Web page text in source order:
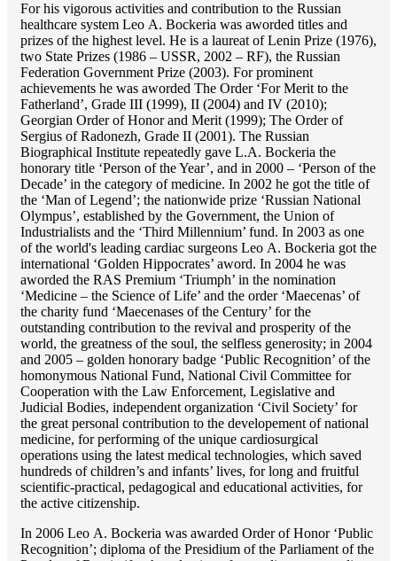
For his vigorous activities and contribution to the Russian
healthcare system Lео A. Bockeria was aworded titles and
prizes of the highest level. He is a laureat of Lenin Prize (1976),
two State Prizes (1986 – USSR, 2002 – RF), the Russian
Federation Government Prize (2003). For prominent
achievements he was aworded The Order ‘For Merit to the
Fatherland’, Grade III (1999), II (2004) and IV (2010);
Georgian Order of Honor and Merit (1999); The Order of
Sergius of Radonezh, Grade II (2001). The Russian
Biographical Institute repeatedly gave L.A. Bockeria the
honorary title ‘Person of the Year’, and in 2000 – ‘Person of the
Decade’ in the category of medicine. In 2002 he got the title of
the ‘Man of Legend’; the nationwide prize ‘Russian National
Olympus’, established by the Government, the Union of
Industrialists and the ‘Third Millennium’ fund. In 2003 as one
of the world's leading cardiac surgeons Lео A. Bockeria got the
international ‘Golden Hippocrates’ aword. In 2004 he was
aworded the RAS Premium ‘Triumph’ in the nomination
‘Medicine – the Science of Life’ and the order ‘Maecenas’ of
the charity fund ‘Maecenases of the Century’ for the
outstanding сontribution to the revival and prosperity of the
world, the greatness of the soul, the selfless generosity; in 2004
and 2005 – golden honorary badge ‘Public Recognition’ of the
homonymous National Fund, National Civil Committee for
Cooperation with the Law Enforcement, Legislative and
Judicial Bodies, independent organization ‘Сivil Society’ for
the great personal contribution to the developement of national
medicine, for performing of the unique cardiosurgical
operations using the latest medical technologies, which saved
hundreds of children’s and infants’ lives, for long and fruitful
scientific-practical, pedagogical and educational activities, for
the active citizenship.
In 2006 Lео A. Bockeria was awarded Order of Honor ‘Public
Recognition’; diploma of the Presidium of the Parliament of the